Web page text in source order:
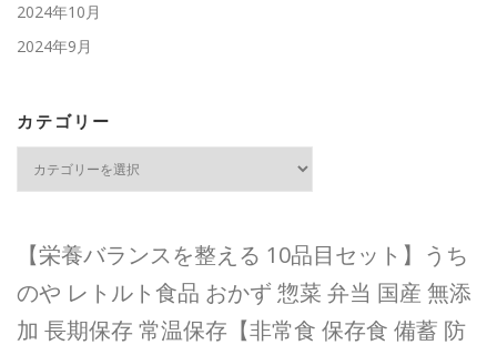
2024年10月
2024年9月
カテゴリー
【栄養バランスを整える 10品目セット】うち
のや レトルト食品 おかず 惣菜 弁当 国産 無添
加 長期保存 常温保存【非常食 保存食 備蓄 防